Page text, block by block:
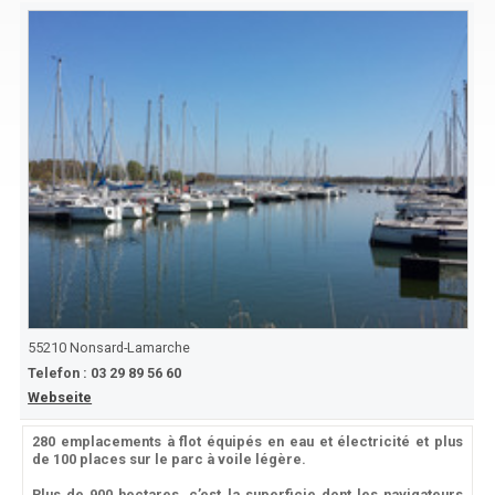
55210Nonsard-Lamarche
Telefon : 03 29 89 56 60
Webseite
280 emplacements à flot équipés en eau et électricité et plus
de 100 places sur le parc à voile légère.